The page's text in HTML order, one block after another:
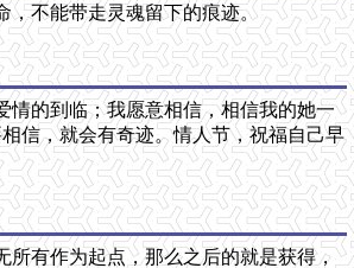
，不能带走灵魂留下的痕迹。
情的到临；我愿意相信，相信我的她一
信，就会有奇迹。情人节，祝福自己早
所有作为起点，那么之后的就是获得，